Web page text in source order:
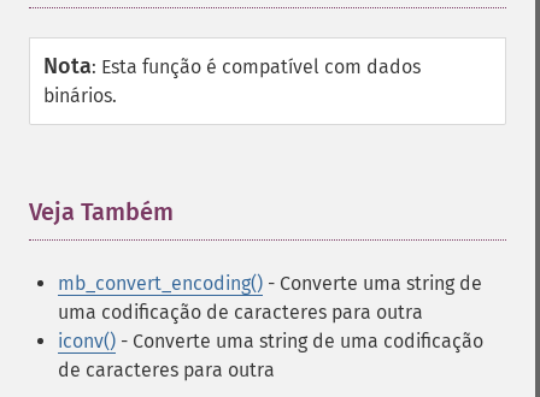
Nota: Esta função é compatível com dados
binários.
Veja Também
mb_convert_encoding() - Converte uma string de
uma codificação de caracteres para outra
iconv() - Converte uma string de uma codificação
de caracteres para outra